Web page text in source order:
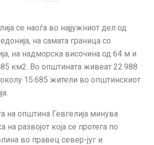
се наоѓа во најјужниот дел од
на самата граница со
на надморска височина од 64 м и
км2. Во општината живеат 22.988
15.685 жители во општинскиот
на општина Гевгелија минува
на развојот која се протега по
во правец север-југ и